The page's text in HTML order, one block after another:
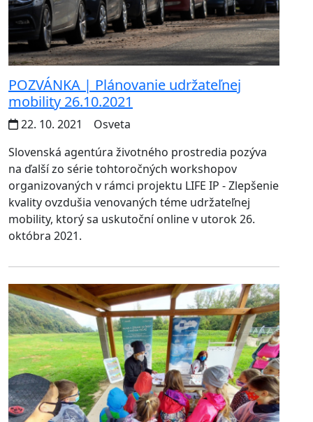
POZVÁNKA | Plánovanie udržateľnej
mobility 26.10.2021
22. 10. 2021
Osveta
Slovenská agentúra životného prostredia pozýva
na ďalší zo série tohtoročných workshopov
organizovaných v rámci projektu LIFE IP - Zlepšenie
kvality ovzdušia venovaných téme udržateľnej
mobility, ktorý sa uskutoční online v utorok 26.
októbra 2021.